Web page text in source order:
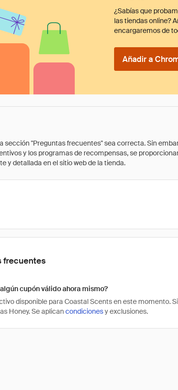
¿Sabías que
las tiendas online?
encargaremos de
Añadir a
"Preguntas frecuentes" sea correcta. Sin
y los programas de recompensas, se
y detallada en el sitio web de la tienda.
frecuentes
cupón válido ahora mismo?
disponible para Coastal Scents en este momento.
Honey. Se aplicancondicionesy exclusiones.